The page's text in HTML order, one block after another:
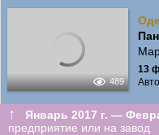
489
13
↑ Январь 2017 г. —
предприятие или на завод